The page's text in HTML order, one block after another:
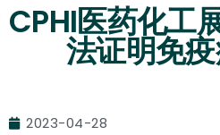
CPHI医药化工
法证明免
2023-04-28